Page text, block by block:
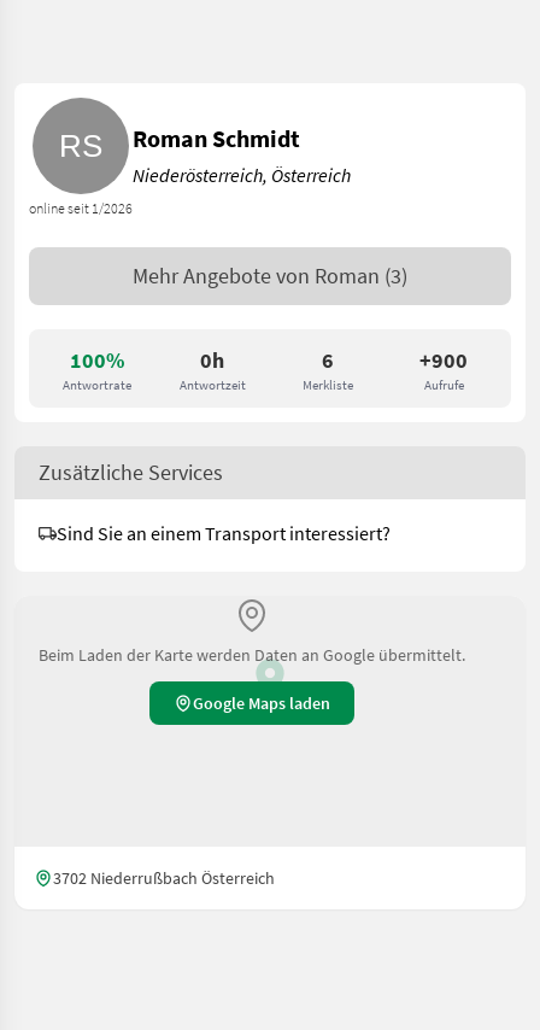
100%
Antwortrate
0h
Antwortzeit
6
Merkliste
+900
Aufrufe
online seit 1/2026
Roman Schmidt
Niederösterreich, Österreich
Mehr Angebote von Roman (3)
Zusätzliche Services
Sind Sie an einem Transport interessiert?
Beim Laden der Karte werden Daten an Google übermittelt.
Google Maps laden
3702 Niederrußbach Österreich